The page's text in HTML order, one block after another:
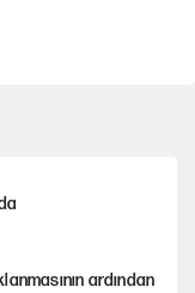
ardından